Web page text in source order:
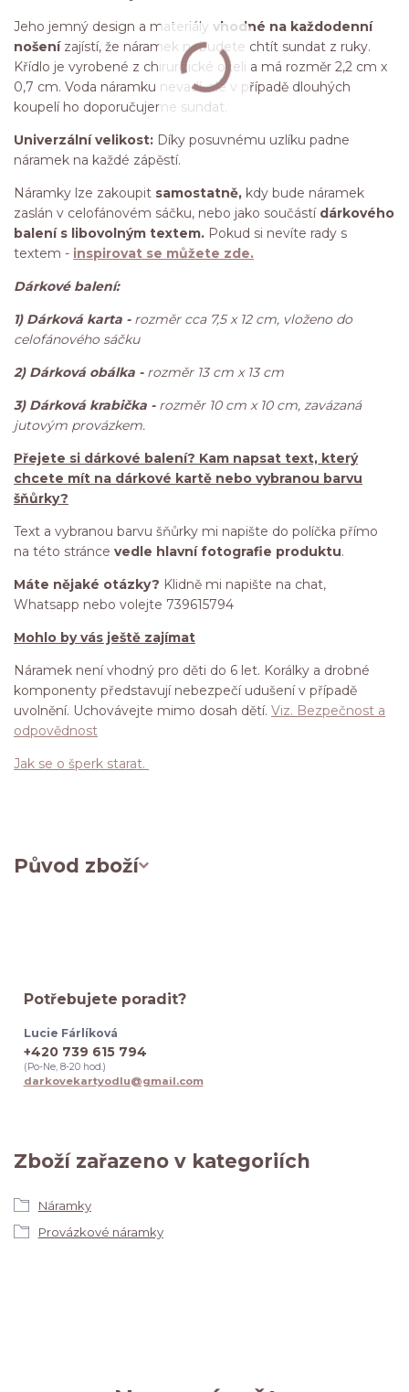
Jeho jemný design a materiály vhodné na každodenní
nošenízajístí, že náramek nebudete chtít sundat z ruky.
Křídlo je vyrobené z chirurgické oceli a má rozměr 2,2 cm x
0,7 cm. Voda náramku nevadí, ale v případě dlouhých
koupelí ho doporučujeme sundat.
Univerzální velikost: Díky posuvnému uzlíku padne
náramek na každé zápěstí.
Náramky lze zakoupit samostatně, kdy bude náramek
zaslán v celofánovém sáčku, nebo jako součástí dárkového
balení s libovolným textem. Pokud si nevíte rady s
textem - inspirovat se můžete zde.
Dárkové balení:
1) Dárková karta - rozměr cca 7,5 x 12 cm, vloženo do
celofánového sáčku
2) Dárková obálka -rozměr 13 cm x 13 cm
3) Dárková krabička - rozměr 10 cm x 10 cm, zavázaná
jutovým provázkem.
Přejete si dárkové balení? Kam napsat text, který
chcete mít na dárkové kartě nebo vybranou barvu
šňůrky?
Text a vybranou barvu šňůrky mi napište do políčka přímo
na této stránce vedle hlavní fotografie produktu.
Máte nějaké otázky? Klidně mi napište na chat,
Whatsapp nebo volejte 739615794
Mohlo by vás ještě zajímat
Náramek není vhodný pro děti do 6 let. Korálky a drobné
komponenty představují nebezpečí udušení v případě
uvolnění. Uchovávejte mimo dosah dětí. Viz. Bezpečnost a
odpovědnost
Jak se o šperk starat.
Původ zboží
Zboží zařazeno v kategoriích
Náramky
Provázkové náramky
Potřebujete poradit?
Lucie Fárlíková
+420 739 615 794
(Po-Ne, 8-20 hod.)
darkovekartyodlu@gmail.com